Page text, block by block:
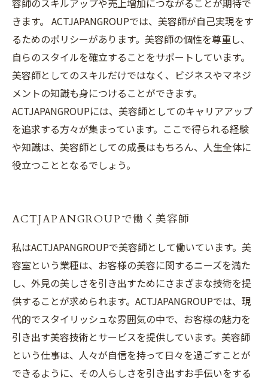
容師のスキルアップや売上増加につながることが期待で
きます。 ACTJAPANGROUPでは、美容師が自己実現をす
るためのポリシーがあります。美容師の個性を尊重し、
自らのスタイルを確立することをサポートしています。
美容師としてのスキルだけではなく、ビジネスやマネジ
メントの知識も身につけることができます。
ACTJAPANGROUPには、美容師としてのキャリアアップ
を追求する方々が集まっています。ここで得られる経験
や知識は、美容師としての成長はもちろん、人生全体に
役立つこととなるでしょう。
ACTJAPANGROUPで働く美容師
私はACTJAPANGROUPで美容師として働いています。美
容室という業種は、お客様の美容に関するニーズを満た
し、外見の美しさを引き出すためにさまざまな技術を提
供することが求められます。ACTJAPANGROUPでは、現
代的でスタイリッシュな雰囲気の中で、お客様の魅力を
引き出す美容技術とサービスを提供しています。美容師
という仕事は、人々が自信を持って日々を過ごすことが
できるように、その人らしさを引き出すお手伝いをする